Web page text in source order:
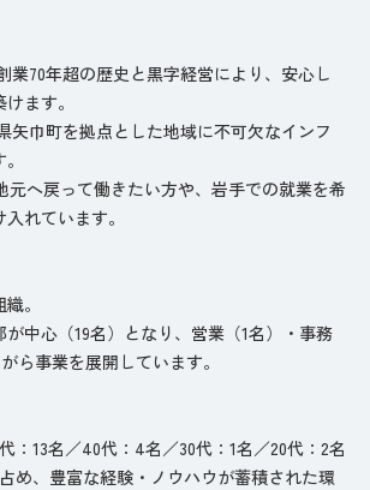
業70年超の歴史と黒字経営により、安心し
ます。
矢巾町を拠点とした地域に不可欠なインフ
元へ戻って働きたい方や、岩手での就業を希
れています。
。
中心（19名）となり、営業（1名）・事務
ら事業を展開しています。
：13名／40代：4名／30代：1名／20代：2名
め、豊富な経験・ノウハウが蓄積された環